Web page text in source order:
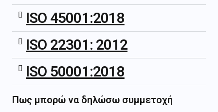
ISO 45001:2018
ISO 22301: 2012
ISO 50001:2018
Πως μπορώ να δηλώσω συμμετοχή